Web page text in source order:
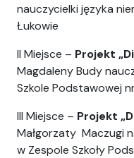
nauczycielki języka
Łukowie
II Miejsce – Projekt
Magdaleny Budy
Szkole Podstawowej
III Miejsce – Projekt
Małgorzaty Maczugi
w Zespole Szkoły